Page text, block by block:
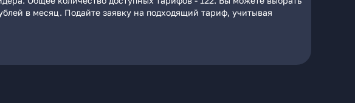
в месяц. Подайте заявку на подходящий тариф, учитывая